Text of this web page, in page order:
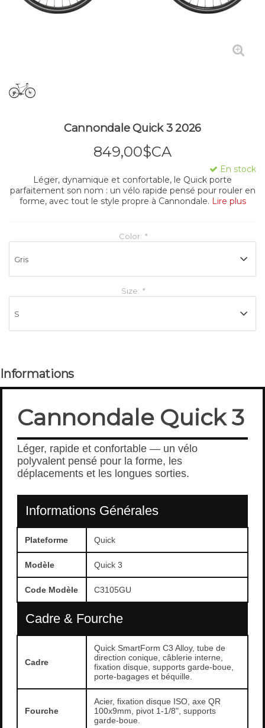
Cannondale Quick 3 2026
849,00$CA
En stock
Léger, dynamique et confortable, le Quick porte
parfaitement son nom : un vélo rapide pensé pour rouler en
forme, avec tout le style propre à Cannondale. Lire plus
Color: *
Size: *
Informations
Cannondale Quick 3
Léger, rapide et confortable — un vélo
polyvalent pensé pour la forme, les
déplacements et les longues sorties.
Informations Générales
Plateforme Quick
Modèle Quick 3
Code Modèle C3105GU
Cadre & Fourche
Cadre
Quick SmartForm C3 Alloy, tube de
direction conique, câblerie interne,
fixation disque, supports garde-boue,
porte-bagages et béquille.
Fourche
Acier, fixation disque ISO, axe QR
100x9mm, pivot 1-1/8", supports
garde-boue.